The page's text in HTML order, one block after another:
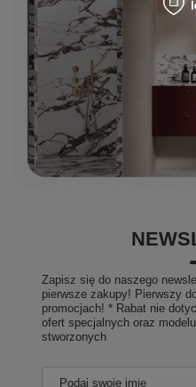
Zapisz się do naszego
pierwsze zakupy! Pierwszy
promocjach! * Rabat nie
ofert specjalnych oraz
stworzonych
Podaj swoje imię